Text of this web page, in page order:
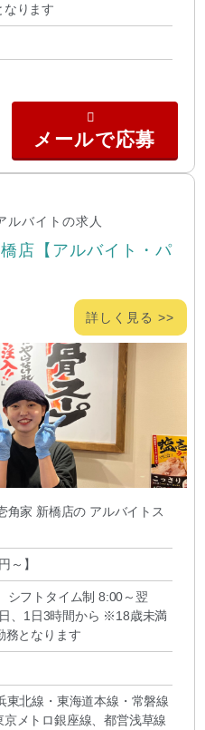
なります
ルバイトの求人
店【アルバイト・パ
詳しく見る >>
角家 新橋店の アルバイトス
～ 】
シフトタイム制 8:00～翌
、1日3時間から ※18歳未満
務となります
東北線・東海道本線・常磐線
京メトロ銀座線、都営浅草線